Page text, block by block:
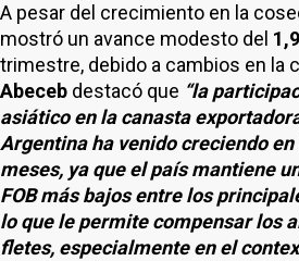
A pesar del crecimiento en la
mostró un avance modesto del
trimestre, debido a cambios en la
Abeceb destacó que “la
asiático en la canasta
Argentina ha venido creciendo
meses, ya que el país mantiene
FOB más bajos entre los
lo que le permite compensar los
fletes, especialmente en el